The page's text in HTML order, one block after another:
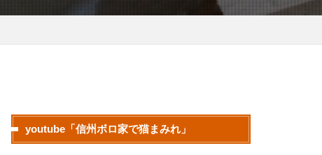
youtube「信州ボロ家で猫まみれ」